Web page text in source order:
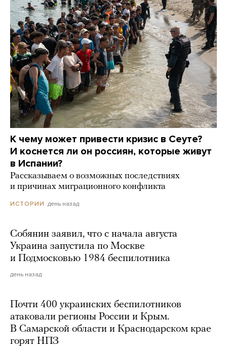
К чему может привести кризис в Сеуте?
И коснется ли он россиян, которые живут
в Испании?
Рассказываем о возможных последствиях
и причинах миграционного конфликта
ИСТОРИИ день назад
Собянин заявил, что с начала августа
Украина запустила по Москве
и Подмосковью 1984 беспилотника
день назад
Почти 400 украинских беспилотников
атаковали регионы России и Крым.
В Самарской области и Краснодарском крае
горят НПЗ